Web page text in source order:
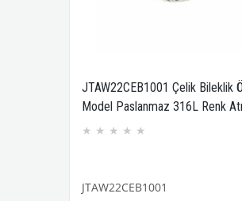
JTAW22CEB1001 Çelik Bileklik
Model Paslanmaz 316L Renk
Janti Garantili
★ ★ ★ ★ ★
JTAW22CEB1001